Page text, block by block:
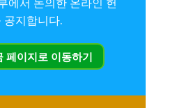
공지합니다.
페이지로 이동하기